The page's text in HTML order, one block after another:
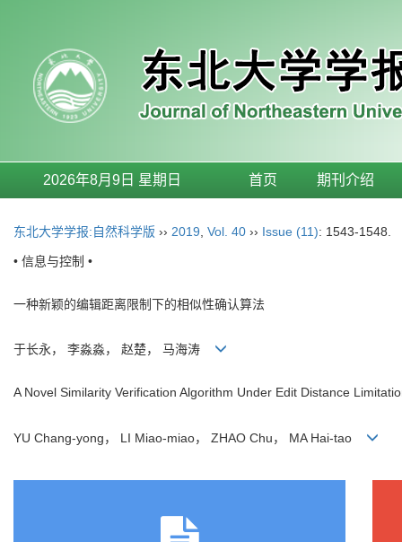
2026年8月9日 星期日 首页 期刊介绍
东北大学学报:自然科学版 ›› 2019 Vol. 40 ›› Issue (11): 1543-1548.
• 信息与控制 •
一种新颖的编辑距离限制下的相似性确认算法
于长永， 李淼淼， 赵楚， 马海涛
A Novel Similarity Verification Algorithm Under Edit Distance
YU Chang-yong， LI Miao-miao， ZHAO Chu， MA Hai-tao